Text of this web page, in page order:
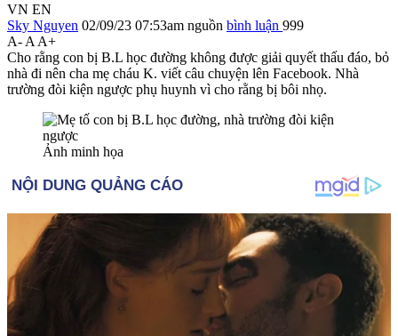
VN EN
Sky Nguyen 02/09/23 07:53am nguồn bình luận 999
A- A A+
Cho rằng con bị B.L học đường không được giải quyết thấu đáo, bỏ
nhà đi nên cha mẹ cháu K. viết câu chuyện lên Facebook. Nhà
trường đòi kiện ngược phụ huynh vì cho rằng bị bôi nhọ.
Ảnh minh họa